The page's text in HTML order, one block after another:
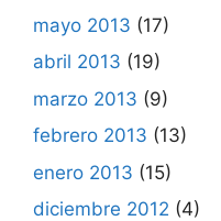
mayo 2013 (17)
abril 2013 (19)
marzo 2013 (9)
febrero 2013 (13)
enero 2013 (15)
diciembre 2012 (4)